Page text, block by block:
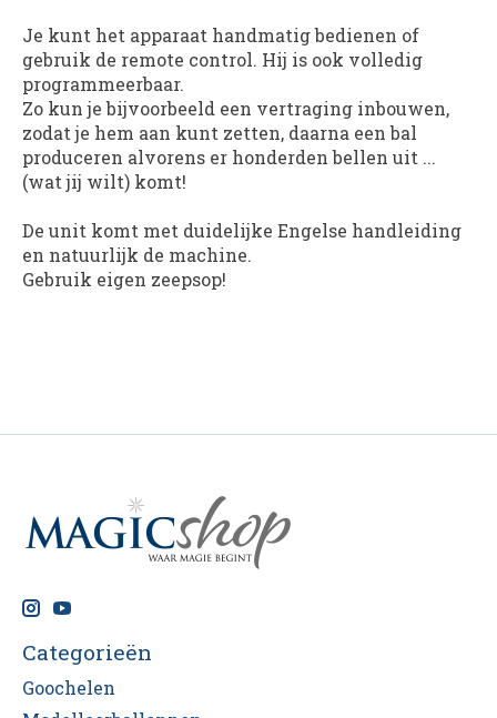
Je kunt het apparaat handmatig bedienen of
gebruik de remote control. Hij is ook volledig
programmeerbaar.
Zo kun je bijvoorbeeld een vertraging inbouwen,
zodat je hem aan kunt zetten, daarna een bal
produceren alvorens er honderden bellen uit ...
(wat jij wilt) komt!
De unit komt met duidelijke Engelse handleiding
en natuurlijk de machine.
Gebruik eigen zeepsop!
Categorieën
Goochelen